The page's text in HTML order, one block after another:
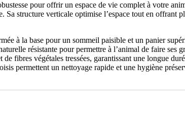
pour offrir un espace de vie complet à votre
Sa structure verticale optimise l’espace tout en
à la base pour un sommeil paisible et un panier
résistante pour permettre à l’animal de faire ses
fibres végétales tressées, garantissant une longue
permettent un nettoyage rapide et une hygiène